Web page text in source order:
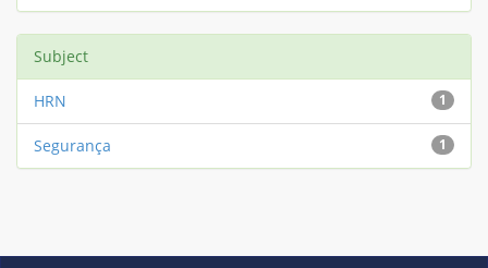
Subject
1
HRN
1
Segurança